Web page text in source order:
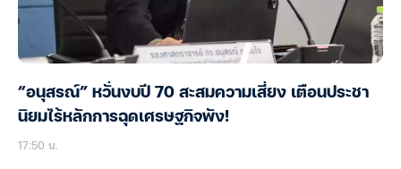
“อนุสรณ์” หวั่นงบปี 70 สะสมความเสี่ยง เตือนประชา
นิยมไร้หลักการฉุดเศรษฐกิจพัง!
17:50 น.